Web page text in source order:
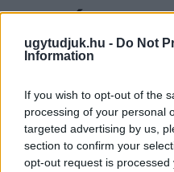
ugytudjuk.hu - Do Not
Information
If you wish to opt-out of the
processing of your personal
targeted advertising by us,
section to confirm your
opt-out request is
KERESÉS
6 hír találató a(z)
MEGJELENT A
CÉGBIRODALOM
KFT.-N IS
2024. július. 30. 17:21
Július 3-án kezdődött meg az